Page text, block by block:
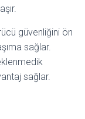
güvenliğini ön
sağlar.
sağlar.